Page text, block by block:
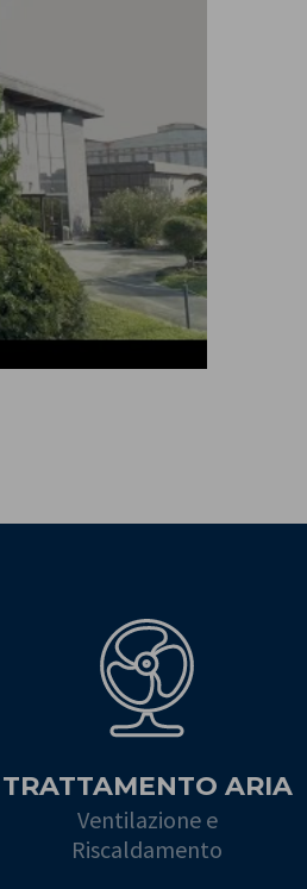
TRATTAMENTO ARIA
Ventilazione e
Riscaldamento